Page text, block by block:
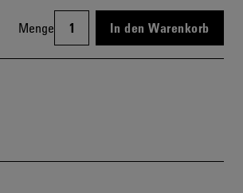
Menge In den Warenkorb